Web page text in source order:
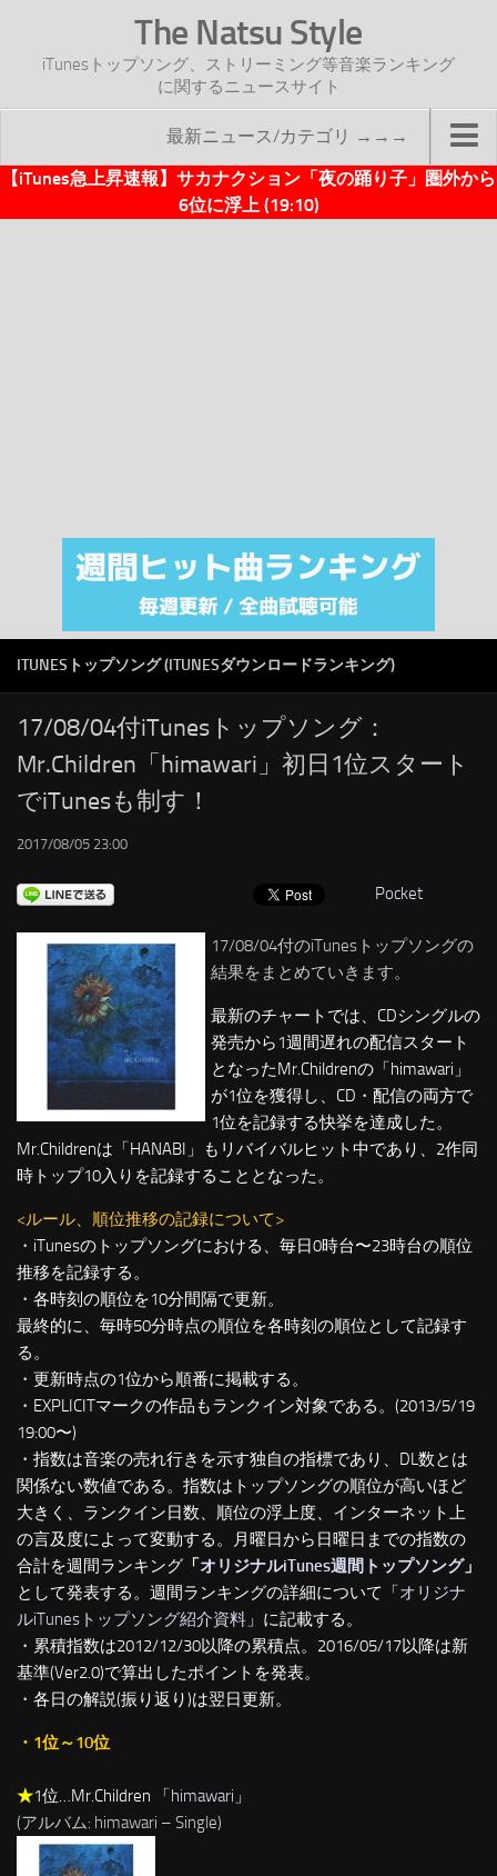
The Natsu Style
iTunesトップソング、ストリーミング等音楽ランキング
に関するニュースサイト
最新ニュース/カテゴリ →→→
TOP
注目カテゴリ
オリジナルiTunes週間トップソング
RSS
LINKS
【iTunes急上昇速報】サカナクション「夜の踊り子」圏外から
6位に浮上 (19:10)
ITUNESトップソング (ITUNESダウンロードランキング)
17/08/04付iTunesトップソング：
Mr.Children「himawari」初日1位スタート
でiTunesも制す！
2017/08/05 23:00
Pocket
17/08/04付のiTunesトップソングの
結果をまとめていきます。
最新のチャートでは、CDシングルの
発売から1週間遅れの配信スタート
となったMr.Childrenの「himawari」
が1位を獲得し、CD・配信の両方で
1位を記録する快挙を達成した。
Mr.Childrenは「HANABI」もリバイバルヒット中であり、2作同
時トップ10入りを記録することとなった。
<ルール、順位推移の記録について>
・iTunesのトップソングにおける、毎日0時台〜23時台の順位
推移を記録する。
・各時刻の順位を10分間隔で更新。
最終的に、毎時50分時点の順位を各時刻の順位として記録す
る。
・更新時点の1位から順番に掲載する。
・EXPLICITマークの作品もランクイン対象である。(2013/5/19
19:00〜)
・指数は音楽の売れ行きを示す独自の指標であり、DL数とは
関係ない数値である。指数はトップソングの順位が高いほど
大きく、ランクイン日数、順位の浮上度、インターネット上
の言及度によって変動する。月曜日から日曜日までの指数の
合計を週間ランキング 「オリジナルiTunes週間トップソング」
として発表する。週間ランキングの詳細について「オリジナ
ルiTunesトップソング紹介資料 」に記載する。
・累積指数は2012/12/30以降の累積点。2016/05/17以降は新
基準(Ver2.0)で算出したポイントを発表。
・各日の解説(振り返り)は翌日更新。
・1位～10位
★1位…Mr.Children 「himawari 」
(アルバム: himawari – Single)